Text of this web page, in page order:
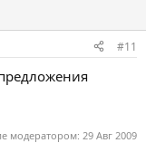
#11
модератором: 29 Авг 2009